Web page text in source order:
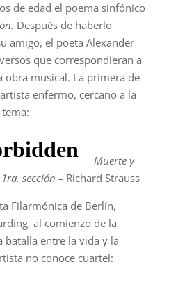
de edad el poema sinfónico
Después de haberlo
amigo, el poeta Alexander
que correspondieran a
obra musical. La primera de
enfermo, cercano a la
Muerte y
sección – Richard Strauss
Filarmónica de Berlín,
al comienzo de la
batalla entre la vida y la
no conoce cuartel: